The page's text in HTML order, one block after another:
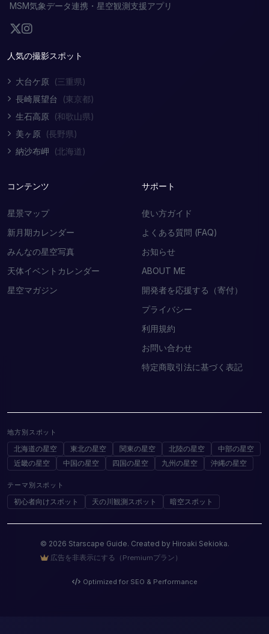
MSM気象データ連携・星空観測支援アプリ
人気の撮影スポット
大台ケ原 (三重県)
長崎展望台
(東京都)
生石高原 (和歌山県)
美ヶ原 (長野県)
納沙布岬
(北海道)
コンテンツ
星景マップ
新月期カレンダー
みんなの星空写真
天体イベントカレンダー
星空マガジン
サポート
使い方ガイド
よくある質問 (FAQ)
お知らせ
ABOUT ME
開発者を応援する（寄付）
プライバシー
利用規約
お問い合わせ
特定商取引法に基づく表記
地方別スポット
北海道の星空 東北の星空 関東の星空 北陸の星空
中部の星空
近畿の星空
中国の星空 四国の星空 九州の星空 沖縄の星空
テーマ別スポット
初心者向けスポット 天の川観測スポット 暗空スポット
© 2026 Starscape Guide. Created by Hiroaki Sekioka.
広告を非表示にする（Premiumプラン）
Optimized for SEO & Performance